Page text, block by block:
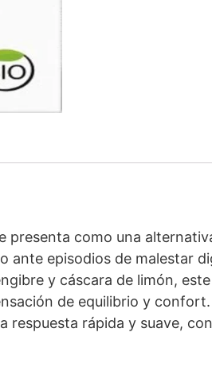
presenta como una
ante episodios de malestar
y cáscara de limón,
de equilibrio y
rápida y suave,